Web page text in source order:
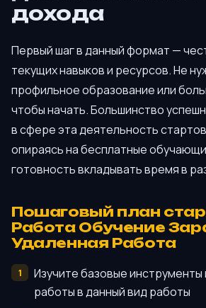
дохода
Первый шаг в данный формат —
текущих навыков и ресурсов. Не
профильное образование или
чтобы начать. Большинство
в сфере эта деятельность
опираясь на бесплатные
готовность вкладывать время в
Пошаговый план
Работа Обучение
Удаленная Работа
Изучите базовые
работы в данный вид работы